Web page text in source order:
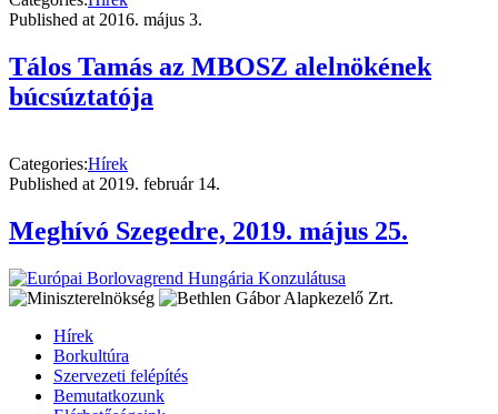
Published at 2016. május 3.
Tálos Tamás az MBOSZ alelnökének
búcsúztatója
Categories:Hírek
Published at 2019. február 14.
Meghívó Szegedre, 2019. május 25.
Hírek
Borkultúra
Szervezeti felépítés
Bemutatkozunk